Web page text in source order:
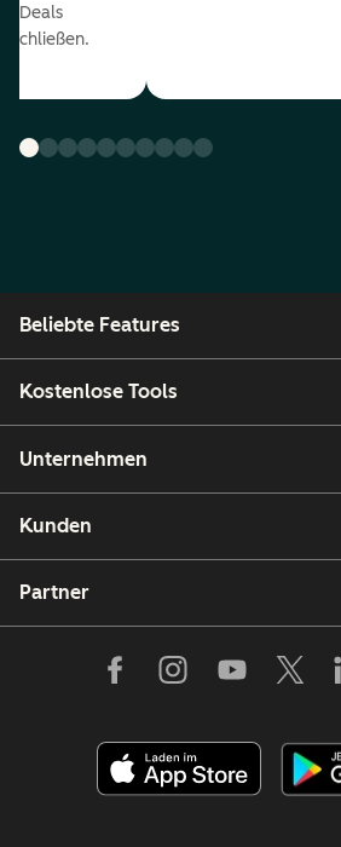
Deals
Beliebte Features
Kostenlose Tools
Unternehmen
Kunden
Partner